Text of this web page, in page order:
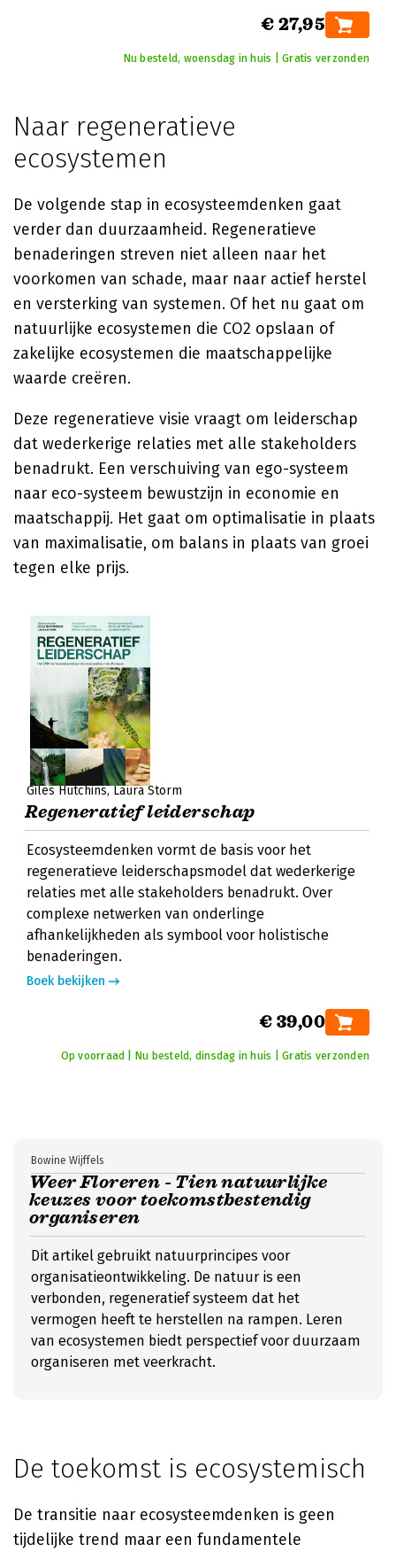
€ 27,95
Nu besteld, woensdag in huis | Gratis verzonden
Naar regeneratieve
ecosystemen
De volgende stap in ecosysteemdenken gaat
verder dan duurzaamheid. Regeneratieve
benaderingen streven niet alleen naar het
voorkomen van schade, maar naar actief herstel
en versterking van systemen. Of het nu gaat om
natuurlijke ecosystemen die CO2 opslaan of
zakelijke ecosystemen die maatschappelijke
waarde creëren.
Deze regeneratieve visie vraagt om leiderschap
dat wederkerige relaties met alle stakeholders
benadrukt. Een verschuiving van ego-systeem
naar eco-systeem bewustzijn in economie en
maatschappij. Het gaat om optimalisatie in plaats
van maximalisatie, om balans in plaats van groei
tegen elke prijs.
Giles Hutchins Laura Storm
Regeneratief leiderschap
Ecosysteemdenken vormt de basis voor het
regeneratieve leiderschapsmodel dat wederkerige
relaties met alle stakeholders benadrukt. Over
complexe netwerken van onderlinge
afhankelijkheden als symbool voor holistische
benaderingen.
Boek bekijken
€ 39,00
Op voorraad | Nu besteld, dinsdag in huis | Gratis verzonden
Weer Floreren - Tien natuurlijke
keuzes voor toekomstbestendig
organiseren
Bowine Wijffels
Dit artikel gebruikt natuurprincipes voor
organisatieontwikkeling. De natuur is een
verbonden, regeneratief systeem dat het
vermogen heeft te herstellen na rampen. Leren
van ecosystemen biedt perspectief voor duurzaam
organiseren met veerkracht.
De toekomst is ecosystemisch
De transitie naar ecosysteemdenken is geen
tijdelijke trend maar een fundamentele